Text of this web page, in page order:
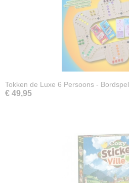
Tokken de Luxe 6 Persoons - Bordspel
€ 49,95